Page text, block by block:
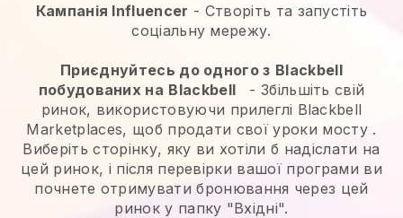
Кампанія Influencer - Створіть та запустіть
соціальну мережу.
Приєднуйтесь до одного з Blackbell
побудованих на Blackbell - Збільшіть свій
ринок, використовуючи прилеглі Blackbell
Marketplaces, щоб продати свої уроки мосту.
Виберіть сторінку, яку ви хотіли б надіслати на
цей ринок, і після перевірки вашої програми ви
почнете отримувати бронювання через цей
ринок у папку "Вхідні".